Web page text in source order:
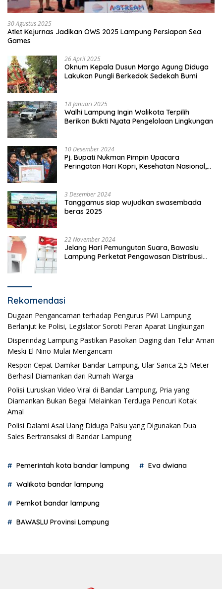
30 Agustus 2025
Atlet Kejurnas Jadikan OWS 2025 Lampung Persiapan Sea
Games
26 April 2025
Oknum Kepala Dusun Margo Agung Diduga
Lakukan Pungli Berkedok Sedekah Bumi
18 Januari 2025
Walhi Lampung Ingin Walikota Terpilih
Berikan Bukti Nyata Pengelolaan Lingkungan
10 Desember 2024
Pj. Bupati Nukman Pimpin Upacara
Peringatan Hari Kopri, Kesehatan Nasional,
3 Desember 2024
Tanggamus siap wujudkan swasembada
beras 2025
22 November 2024
Jelang Hari Pemungutan Suara, Bawaslu
Lampung Perketat Pengawasan Distribusi
Rekomendasi
Dugaan Pengancaman terhadap Pengurus PWI Lampung
Berlanjut ke Polisi, Legislator Soroti Peran Aparat Lingkungan
Disperindag Lampung Pastikan Pasokan Daging dan Telur Aman
Meski El Nino Mulai Mengancam
Respon Cepat Damkar Bandar Lampung, Ular Sanca 2,5 Meter
Berhasil Diamankan dari Rumah Warga
Polisi Luruskan Video Viral di Bandar Lampung, Pria yang
Diamankan Bukan Begal Melainkan Terduga Pencuri Kotak
Amal
Polisi Dalami Asal Uang Diduga Palsu yang Digunakan Dua
Sales Bertransaksi di Bandar Lampung
Pemerintah kota bandar lampung Eva dwiana
Walikota bandar lampung
Pemkot bandar lampung
BAWASLU Provinsi Lampung